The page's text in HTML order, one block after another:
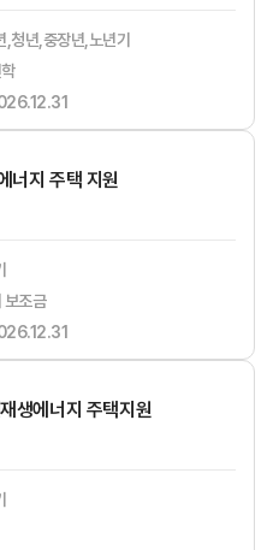
청년,중장년,노년기
너지 주택 지원
보조금
생에너지 주택지원